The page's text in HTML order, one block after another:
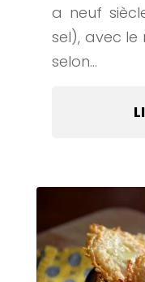
a neuf
sel), avec
selon...